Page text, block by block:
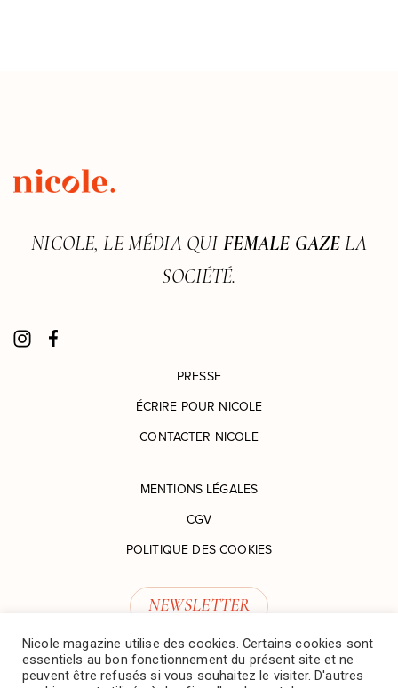
NICOLE, LE MÉDIA QUI FEMALE GAZE LA
SOCIÉTÉ.
PRESSE
ÉCRIRE POUR NICOLE
CONTACTER NICOLE
MENTIONS LÉGALES
CGV
POLITIQUE DES COOKIES
NEWSLETTER
Nicole magazine utilise des cookies. Certains cookies sont
essentiels au bon fonctionnement du présent site et ne
peuvent être refusés si vous souhaitez le visiter. D'autres